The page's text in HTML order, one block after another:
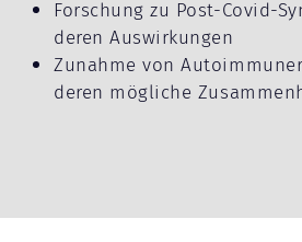
Forschung zu Post-Covid-
deren Auswirkungen
Zunahme von
deren mögliche